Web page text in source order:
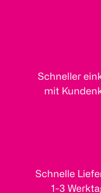
Schneller
mit
Schnelle
1-3